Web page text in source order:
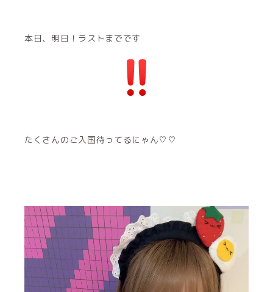
本日、明日！ラストまでです
たくさんのご入国待ってるにゃん♡♡